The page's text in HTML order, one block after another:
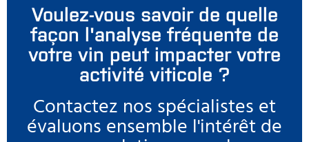
Voulez-vous savoir de quelle
façon l'analyse fréquente de
votre vin peut impacter votre
activité viticole ?
Contactez nos spécialistes et
évaluons ensemble l'intérêt de